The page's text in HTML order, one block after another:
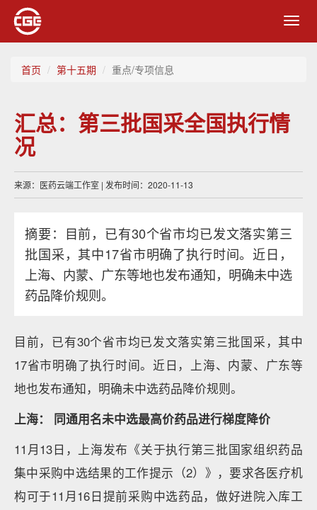
首页 第十五期 重点/专项信息
汇总：第三批国采全国执行情
况
来源：医药云端工作室 | 发布时间：2020-11-13
摘要：目前，已有30个省市均已发文落实第三
批国采，其中17省市明确了执行时间。近日，
上海、内蒙、广东等地也发布通知，明确未中选
药品降价规则。
目前，已有30个省市均已发文落实第三批国采，其中
17省市明确了执行时间。近日，上海、内蒙、广东等
地也发布通知，明确未中选药品降价规则。
上海： 同通用名未中选最高价药品进行梯度降价
11月13日，上海发布《关于执行第三批国家组织药品
集中采购中选结果的工作提示（2）》，要求各医疗机
构可于11月16日提前采购中选药品，做好进院入库工